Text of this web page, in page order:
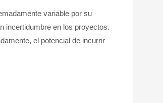
variable por su
incertidumbre en los proyectos.
el potencial de incurrir